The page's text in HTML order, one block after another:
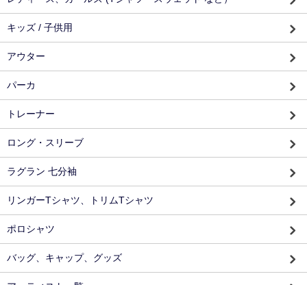
キッズ / 子供用
アウター
パーカ
トレーナー
ロング・スリーブ
ラグラン 七分袖
リンガーTシャツ、トリムTシャツ
ポロシャツ
バッグ、キャップ、グッズ